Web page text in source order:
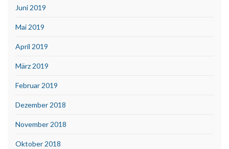
Juni 2019
Mai 2019
April 2019
März 2019
Februar 2019
Dezember 2018
November 2018
Oktober 2018